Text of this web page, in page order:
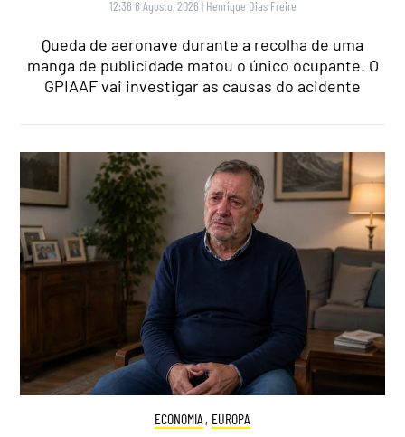
12:36 8 Agosto, 2026 | Henrique Dias Freire
Queda de aeronave durante a recolha de uma
manga de publicidade matou o único ocupante. O
GPIAAF vai investigar as causas do acidente
ECONOMIA , EUROPA